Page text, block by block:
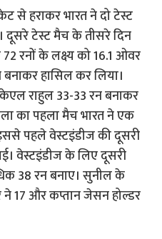
से हराकर भारत ने दो टेस्ट
दूसरे टेस्ट मैच के तीसरे दिन
72 रनों के लक्ष्य को 16.1 ओवर
हासिल कर लिया।
राहुल 33-33 रन बनाकर
का पहला मैच भारत ने एक
पहले वेस्टइंडीज की दूसरी
वेस्टइंडीज के लिए दूसरी
38 रन बनाए। सुनील के
ने 17 और कप्तान जेसन होल्डर